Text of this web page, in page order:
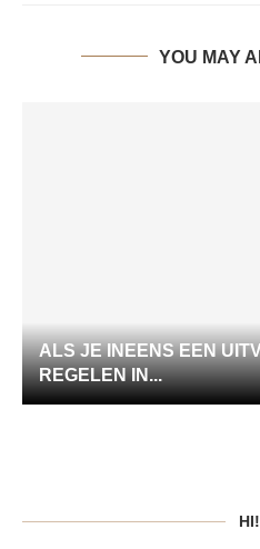
YOU MAY
ALS JE INEENS EEN
REGELEN IN...
HI!